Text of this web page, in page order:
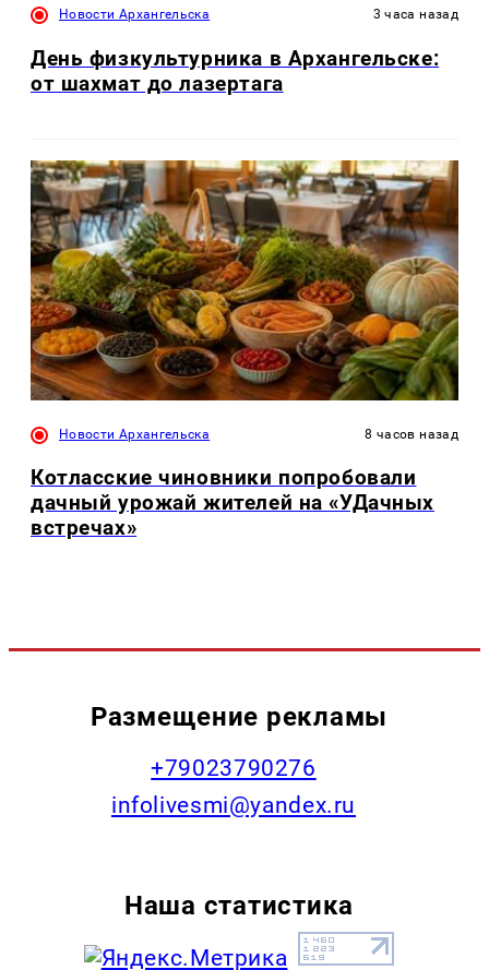
Новости Архангельска 3 часа назад
День физкультурника в Архангельске:
от шахмат до лазертага
Новости Архангельска 8 часов назад
Котласские чиновники попробовали
дачный урожай жителей на «УДачных
встречах»
Размещение рекламы
+79023790276
infolivesmi@yandex.ru
Наша статистика